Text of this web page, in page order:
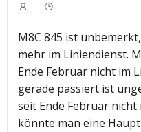
-
M8C 845 ist
mehr im Liniendienst.
Ende Februar nicht im
gerade passiert ist
seit Ende Februar
könnte man eine